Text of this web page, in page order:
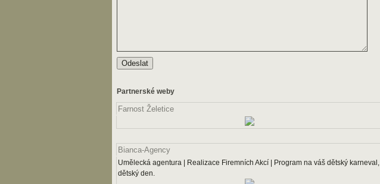
Partnerské weby
Farnost Želetice
Bianca-Agency
Umělecká agentura | Realizace Firemních Akcí | Program na váš dětský karneval,
dětský den.